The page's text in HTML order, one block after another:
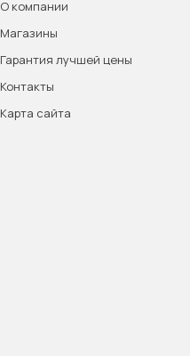
О компании
Магазины
Гарантия лучшей цены
Контакты
Карта сайта